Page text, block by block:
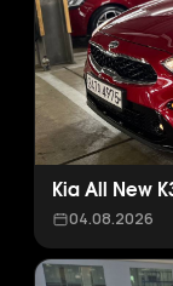
Kia All New
04.08.2026